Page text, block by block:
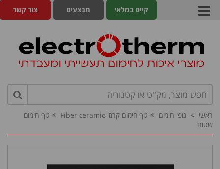
צור קשר מבצעים קיים במלאי
ראשי גופי חימום גוף חימום קרמי Fiber ceramic
גוף חימום
שטוח